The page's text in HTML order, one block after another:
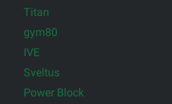
Titan
gym80
IVE
Sveltus
Power Block